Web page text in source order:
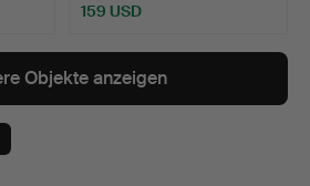
159 USD
Objekte anzeigen